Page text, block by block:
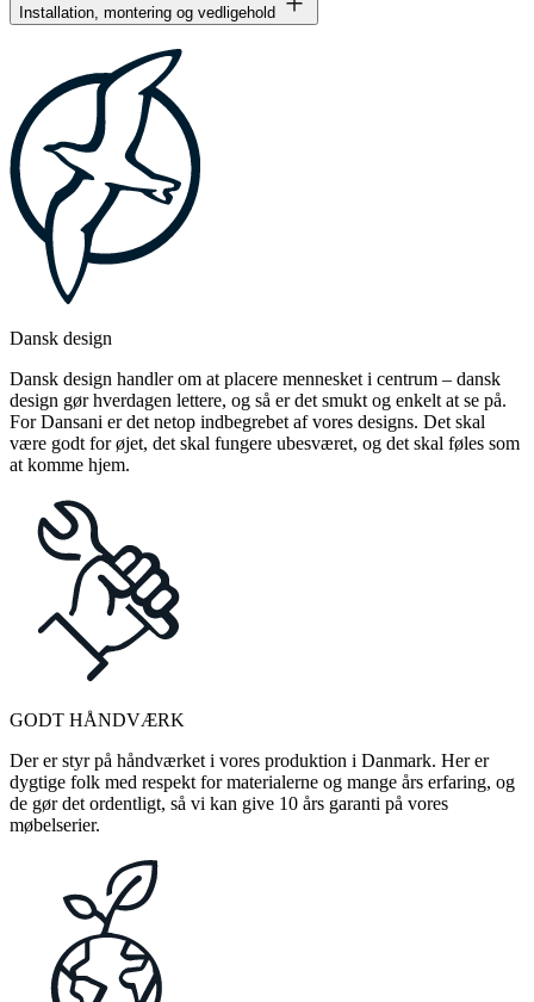
Installation, montering og vedligehold
Dansk design
Dansk design handler om at placere mennesket i centrum – dansk
design gør hverdagen lettere, og så er det smukt og enkelt at se på.
For Dansani er det netop indbegrebet af vores designs. Det skal
være godt for øjet, det skal fungere ubesværet, og det skal føles som
at komme hjem.
GODT HÅNDVÆRK
Der er styr på håndværket i vores produktion i Danmark. Her er
dygtige folk med respekt for materialerne og mange års erfaring, og
de gør det ordentligt, så vi kan give 10 års garanti på vores
møbelserier.